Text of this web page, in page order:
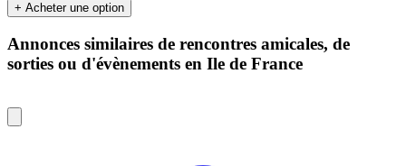
+ Acheter une option
Annonces similaires de rencontres amicales, de
sorties ou d'évènements en Ile de France